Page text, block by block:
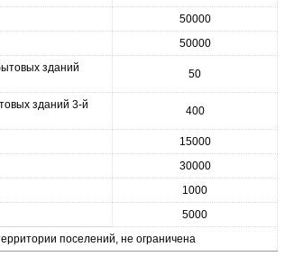
50000
50000
зданий
50
зданий 3-й
400
15000
30000
1000
5000
поселений, не ограничена